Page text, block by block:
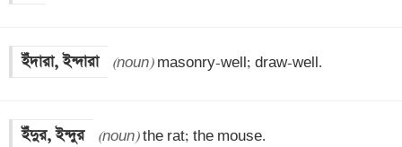
ইঁদারা, ইন্দারা (noun) masonry-well; draw-well.
ইঁদুর, ইন্দুর (noun) the rat; the mouse.